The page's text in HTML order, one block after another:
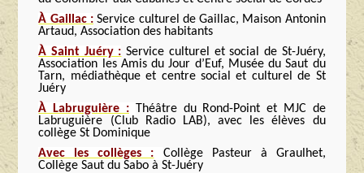
À Gaillac : Service culturel de Gaillac, Maison Antonin
Artaud, Association des habitants
À Saint Juéry : Service culturel et social de St-Juéry,
Association les Amis du Jour d’Euf, Musée du Saut du
Tarn, médiathèque et centre social et culturel de St
Juéry
À Labruguière : Théâtre du Rond-Point et MJC de
Labruguière (Club Radio LAB), avec les élèves du
collège St Dominique
Avec les collèges :
Collège Pasteur à Graulhet,
Collège Saut du Sabo à St-Juéry